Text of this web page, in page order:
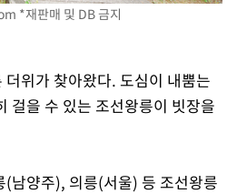
*재판매 및 DB 금지
위가 찾아왔다. 도심이 내뿜는
걸을 수 있는 조선왕릉이 빗장을
남양주), 의릉(서울) 등 조선왕릉